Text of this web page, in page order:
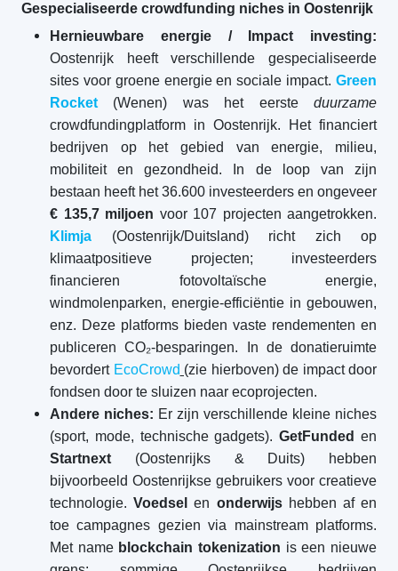
Gespecialiseerde crowdfunding niches in Oostenrijk
Hernieuwbare energie / Impact investing:
Oostenrijk heeft verschillende gespecialiseerde
sites voor groene energie en sociale impact. Green
Rocket (Wenen) was het eerste duurzame
crowdfundingplatform in Oostenrijk. Het financiert
bedrijven op het gebied van energie, milieu,
mobiliteit en gezondheid. In de loop van zijn
bestaan heeft het 36.600 investeerders en ongeveer
€ 135,7 miljoen voor 107 projecten aangetrokken.
Klimja (Oostenrijk/Duitsland) richt zich op
klimaatpositieve projecten; investeerders
financieren fotovoltaïsche energie,
windmolenparken, energie-efficiëntie in gebouwen,
enz. Deze platforms bieden vaste rendementen en
publiceren CO₂-besparingen. In de donatieruimte
bevordert EcoCrowd (zie hierboven) de impact door
fondsen door te sluizen naar ecoprojecten.
Andere niches: Er zijn verschillende kleine niches
(sport, mode, technische gadgets).GetFunded en
Startnext (Oostenrijks & Duits) hebben
bijvoorbeeld Oostenrijkse gebruikers voor creatieve
technologie.Voedsel en onderwijshebben af en
toe campagnes gezien via mainstream platforms.
Met name blockchain tokenization is een nieuwe